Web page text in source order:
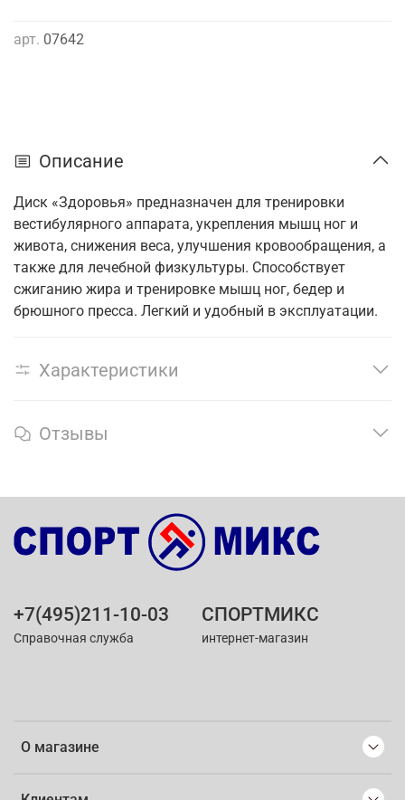
арт. 07642
Описание
Диск «Здоровья» предназначен для тренировки
вестибулярного аппарата, укрепления мышц ног и
живота, снижения веса, улучшения кровообращения, а
также для лечебной физкультуры. Способствует
сжиганию жира и тренировке мышц ног, бедер и
брюшного пресса. Легкий и удобный в эксплуатации.
Характеристики
Отзывы
О магазине
+7(495)211-10-03
Справочная служба
СПОРТМИКС
интернет-магазин